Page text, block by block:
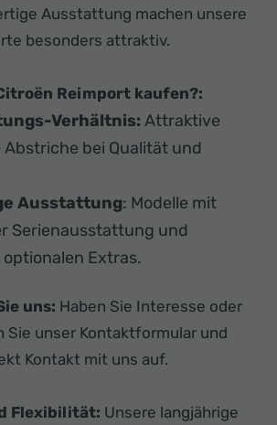
Ausstattung machen unsere
besonders attraktiv.
Reimport kaufen?:
Verhältnis: Attraktive
Abstriche bei Qualität und
Ausstattung: Modelle mit
Serienausstattung und
Extras.
uns: Haben Sie Interesse oder
Sie unser Kontaktformular und
Kontakt mit uns auf.
Flexibilität: Unsere langjährige